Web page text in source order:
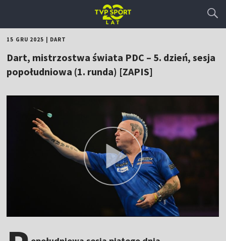
15 GRU 2025 DART
Dart, mistrzostwa świata PDC – 5. dzień, sesja
popołudniowa (1. runda) [ZAPIS]